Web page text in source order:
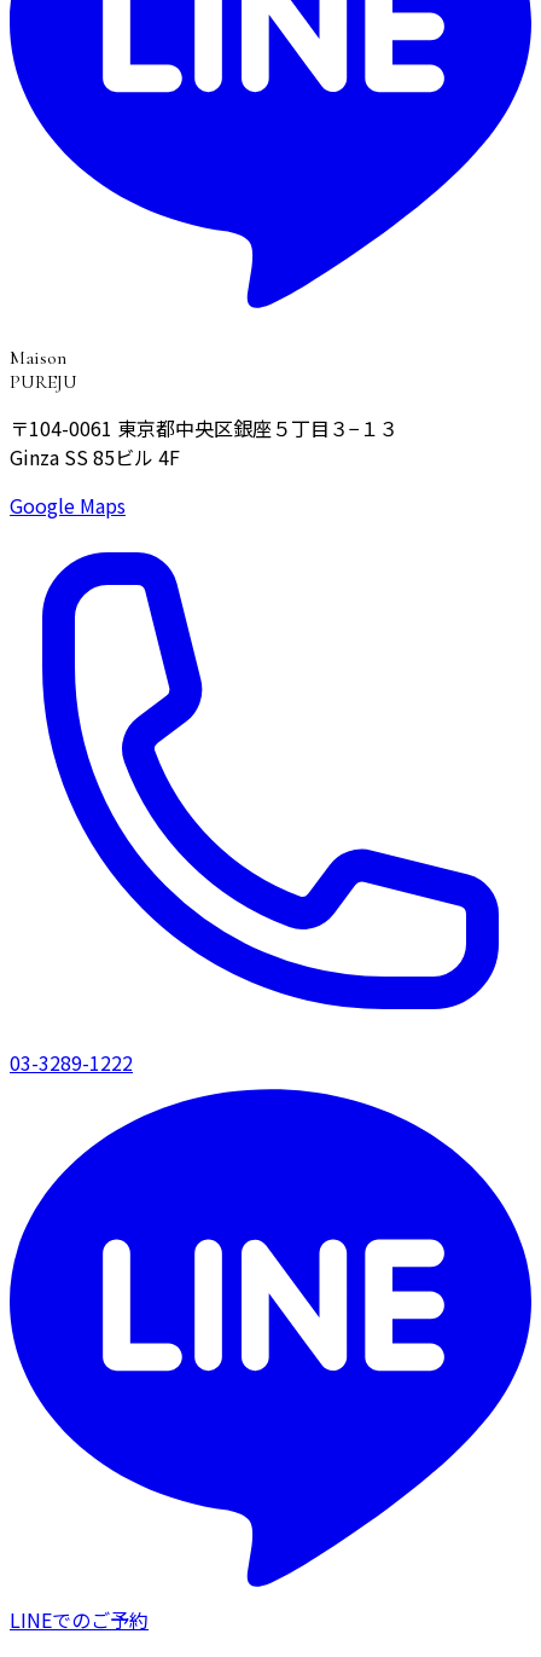
Maison
PUREJU
〒104-0061 東京都中央区銀座５丁目３−１３
Ginza SS 85ビル 4F
Google Maps
03-3289-1222
LINEでのご予約